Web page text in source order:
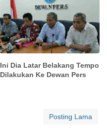
Ini Dia Latar Belakang Tempo
Dilakukan Ke Dewan Pers
Posting Lama